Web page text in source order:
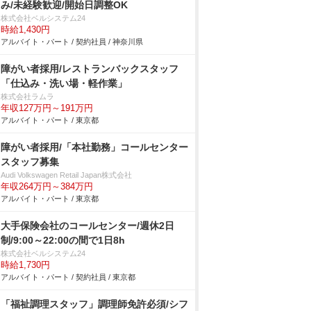
み/未経験歓迎/開始日調整OK
株式会社ベルシステム24
時給1,430円
アルバイト・パート / 契約社員 / 神奈川県
障がい者採用/レストランバックスタッフ
「仕込み・洗い場・軽作業」
株式会社ラムラ
年収127万円～191万円
アルバイト・パート / 東京都
障がい者採用/「本社勤務」コールセンター
スタッフ募集
Audi Volkswagen Retail Japan株式会社
年収264万円～384万円
アルバイト・パート / 東京都
大手保険会社のコールセンター/週休2日
制/9:00～22:00の間で1日8h
株式会社ベルシステム24
時給1,730円
アルバイト・パート / 契約社員 / 東京都
「福祉調理スタッフ」調理師免許必須/シフ